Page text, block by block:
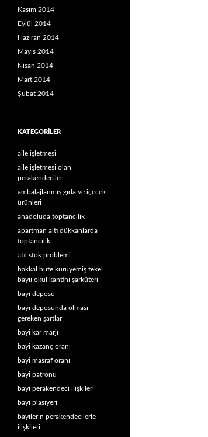
Kasım 2014
Eylül 2014
Haziran 2014
Mayıs 2014
Nisan 2014
Mart 2014
Şubat 2014
KATEGORILER
aile işletmesi
aile işletmesi olan
perakendeciler
ambalajlanmış gıda ve içecek
ürünleri
anadoluda toptancılık
apartman altı dükkanlarda
toptancılık
atıl stok problemi
bakkal büfe kuruyemiş tekel
bayii okul kantini şarküteri
bayi deposu
bayi deposunda olması
gereken şartlar
bayi kar marjı
bayi kazanç oranı
bayi masraf oranı
bayi patronu
bayi perakendeci ilişkileri
bayi plasiyeri
bayilerin perakendecilerle
ilişkileri